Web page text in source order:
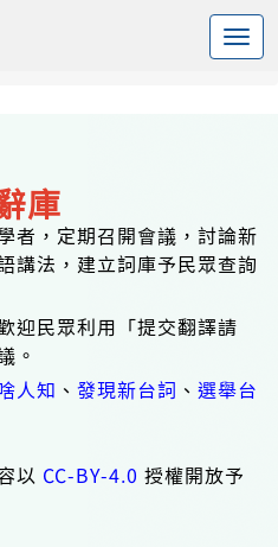
庫
者，定期召開會議，討論新
講法，建立詞庫予民眾查詢
迎民眾利用「提交翻譯請
。
人知 、發現新台詞 、選舉台
以 CC-BY-4.0 授權開放予